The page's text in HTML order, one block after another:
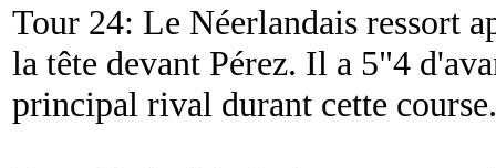
Tour 24: Le Néerlandais ressort
la tête devant Pérez. Il a 5"4
principal rival durant cette